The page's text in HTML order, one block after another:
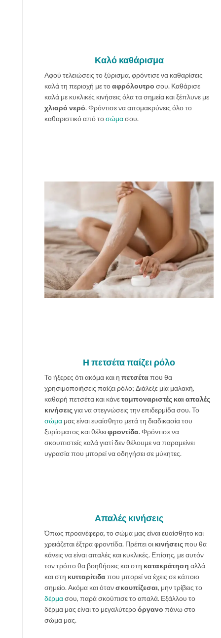
Καλό καθάρισμα
Αφού τελειώσεις το ξύρισμα, φρόντισε να καθαρίσεις
καλά τη περιοχή με τοαφρόλουτρο σου. Καθάρισε
καλά με κυκλικές κινήσεις όλα τα σημεία και ξέπλυνε με
χλιαρό νερό. Φρόντισε να απομακρύνεις όλο το
καθαριστικό από τοσώμασου.
Η πετσέτα παίζει ρόλο
Το ήξερες ότι ακόμα και η πετσέταπου θα
χρησιμοποιήσεις παίζει ρόλο; Διάλεξε μία μαλακή,
καθαρή πετσέτα και κάνεταμποναριστές και απαλές
κινήσειςγια να στεγνώσεις την επιδερμίδα σου. Το
σώμα μας είναι ευαίσθητο μετά τη διαδικασία του
ξυρίσματος και θέλειφροντίδα. Φρόντισε να
σκουπιστείς καλά γιατί δεν θέλουμε να παραμείνει
υγρασία που μπορεί να οδηγήσει σε μύκητες.
Απαλές κινήσεις
Όπως προανέφερα, το σώμα μας είναι ευαίσθητο και
χρειάζεται έξτρα φροντίδα. Πρέπει οι κινήσειςπου θα
κάνεις να είναι απαλές και κυκλικές. Επίσης, με αυτόν
τον τρόπο θα βοηθήσεις και στη κατακράτηση αλλά
και στη κυτταρίτιδαπου μπορεί να έχεις σε κάποιο
σημείο. Ακόμα και ότανσκουπίζεσαι, μην τρίβεις το
δέρμασου, παρά σκούπισε το απαλά. Εξάλλου το
δέρμα μας είναι το μεγαλύτεροόργανο πάνω στο
σώμα μας.